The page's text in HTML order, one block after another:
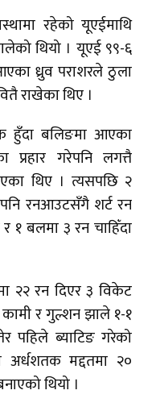
रहेको यूएईमाथि
थियो । यूएई ९९-६
ध्रुव पराशरले ठुला
राखेका थिए ।
हुँदा बलिङमा आएका
प्रहार गरेपनि लगत्तै
थिए । त्यसपछि २
रनआउटसँगै शर्ट रन
बलमा ३ रन चाहिँदा
२२ रन दिएर ३ विकेट
कामी र गुल्शन झाले १-१
पहिले ब्याटिङ गरेको
मद्दतमा २०
थियो ।